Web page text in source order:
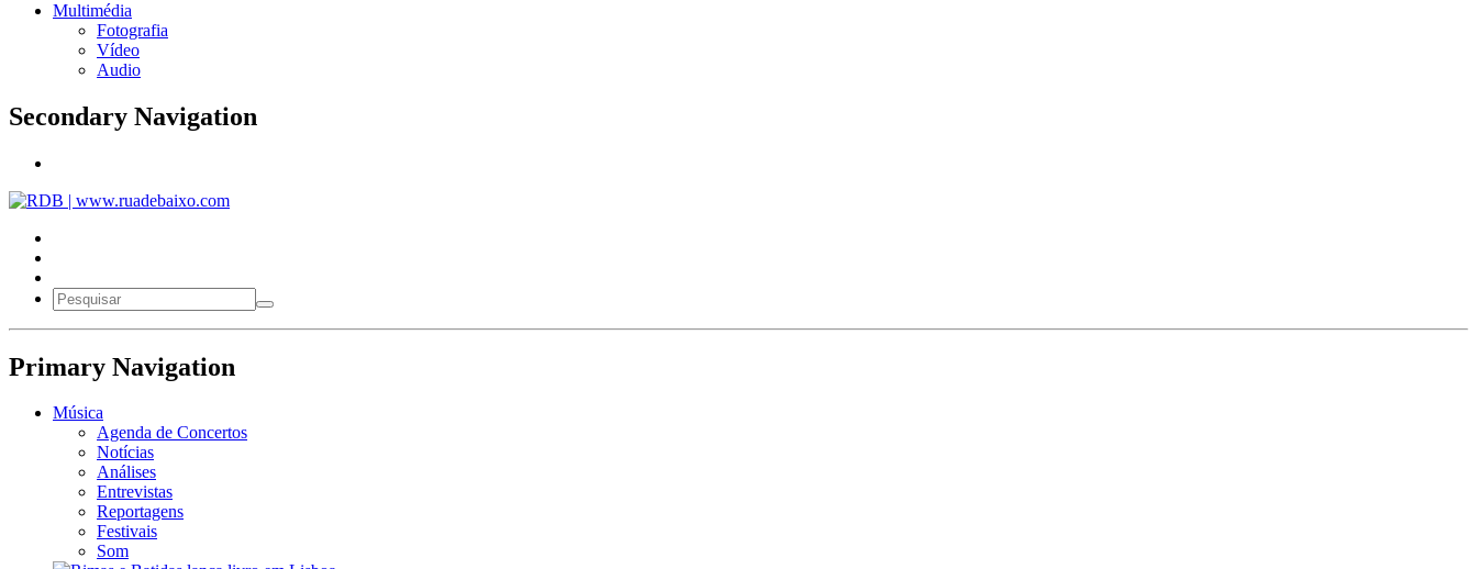
Multimédia
Fotografia
Vídeo
Audio
Secondary Navigation
Primary Navigation
Música
Agenda de Concertos
Notícias
Análises
Entrevistas
Reportagens
Festivais
Som